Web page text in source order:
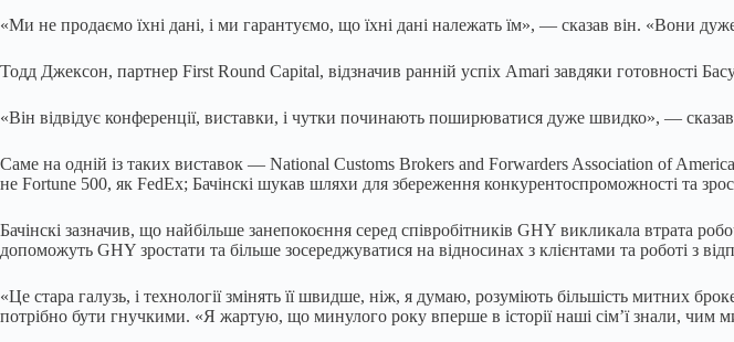
«Ми не продаємо їхні дані, і ми гарантуємо, що їхні дані належать їм», — сказав він. «Вони
Тодд Джексон, партнер First Round Capital, відзначив ранній успіх Amari завдяки готовності
«Він відвідує конференції, виставки, і чутки починають поширюватися дуже швидко», —
Саме на одній із таких виставок — National Customs Brokers and Forwarders Association of
не Fortune 500, як FedEx; Бачінскі шукав шляхи для збереження конкурентоспроможності та
Бачінскі зазначив, що найбільше занепокоєння серед співробітників GHY викликала втрата
допоможуть GHY зростати та більше зосереджуватися на відносинах з клієнтами та роботі з
«Це стара галузь, і технології змінять її швидше, ніж, я думаю, розуміють більшість митних
потрібно бути гнучкими. «Я жартую, що минулого року вперше в історії наші сім’ї знали,